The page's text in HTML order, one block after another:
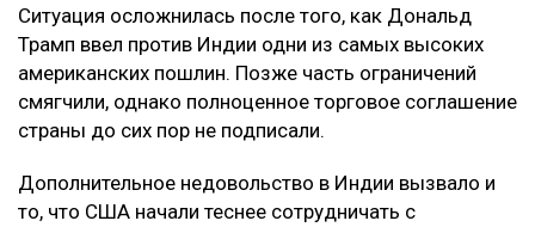
Ситуация осложнилась после того, как Дональд
Трамп ввел против Индии одни из самых высоких
американских пошлин. Позже часть ограничений
смягчили, однако полноценное торговое соглашение
страны до сих пор не подписали.
Дополнительное недовольство в Индии вызвало и
то, что США начали теснее сотрудничать с